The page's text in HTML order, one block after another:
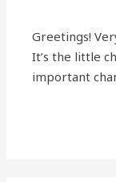
Greetings!
It’s the little
important